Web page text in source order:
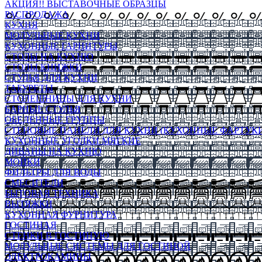
АКЦИЯ!! ВЫСТАВОЧНЫЕ ОБРАЗЦЫ
РАСПРОДАЖА
КУХНЯ
МОДУЛЬНЫЕ КУХНИ
КУХОННЫЕ ГАРНИТУРЫ
СТОЛЫ НА КУХНЮ
СТОЛЫ КНИЖКИ
СТУЛЬЯ ДЛЯ КУХНИ
ТАБУРЕТЫ
СТОЛЕШНИЦЫ ДЛЯ КУХНИ
БАРНЫЕ СТУЛЬЯ
ОБЕДЕННЫЕ ГРУППЫ
СТЕНОВЫЕ ПАНЕЛИ ДЛЯ КУХНИ (КУХОННЫЕ
КУХОННЫЕ УГОЛКИ МЯГКИЕ
ДИВАНЫ НА КУХНЮ
МОЙКИ
ФИЛЬТРЫ ДЛЯ ВОДЫ
СМЕСИТЕЛИ
БЫТОВАЯ ТЕХНИКА
ВЫТЯЖКИ
КУХОННАЯ ФУРНИТУРА
ГОСТИНАЯ
СТЕНКИ В ГОСТИНУЮ
МОДУЛЬНЫЕ СИСТЕМЫ ДЛЯ ГОСТИНОЙ
ЭЛЕКТРОКАМИНЫ